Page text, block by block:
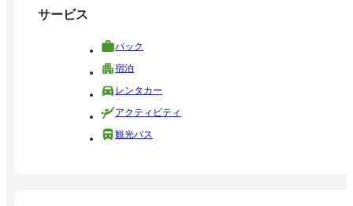
サービス
パック
宿泊
レンタカー
アクティビティ
観光バス